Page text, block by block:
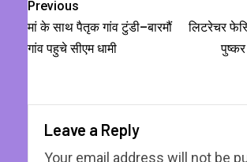
Previous
मां के साथ पैतृक गांव टुंडी–बारमौं
गांव पहुचे सीएम धामी
लिटरेचर
Leave a Reply
Your email address will not be